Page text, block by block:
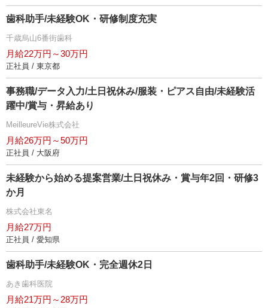
歯科助手/未経験OK・研修制度充実
千歳烏山6番街歯科
月給22万円～30万円
正社員 / 東京都
事務職/データ入力/土日祝休み/服装・ピアス自由/未経験活
躍中/賞与・昇給あり
MeilleureVie株式会社
月給26万円～50万円
正社員 / 大阪府
未経験から始める提案営業/土日祝休み・賞与年2回・研修3
か月
株式会社東名
月給27万円
正社員 / 愛知県
歯科助手/未経験OK・完全週休2日
あき歯科医院
月給21万円～28万円